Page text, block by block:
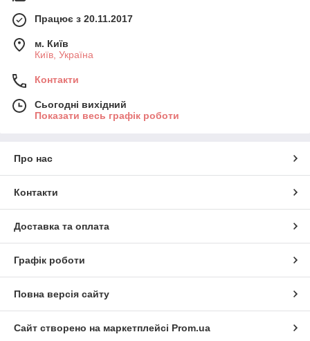
Працює з 20.11.2017
м. Київ
Київ, Україна
Контакти
Сьогодні вихідний
Показати весь графік роботи
Про нас
Контакти
Доставка та оплата
Графік роботи
Повна версія сайту
Сайт створено на маркетплейсі Prom.ua